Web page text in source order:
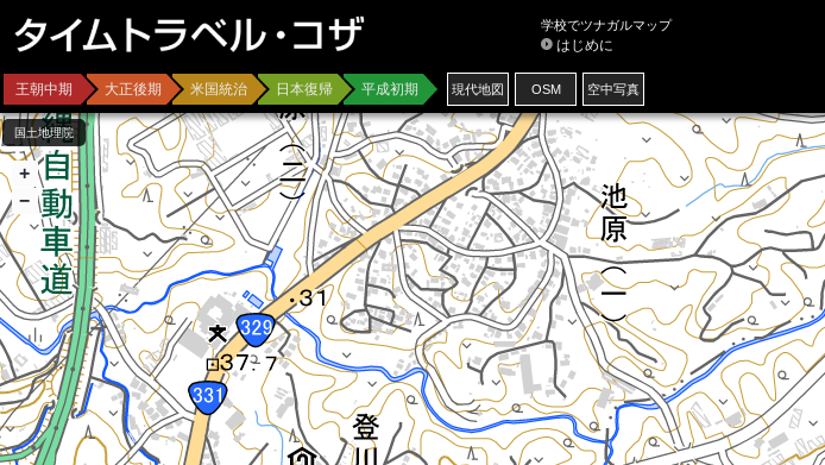
学校でツナガルマップ
はじめに
王朝中期 大正後期 米国統治 日本復帰 平成初期 現代地図 OSM 空中写真
国土地理院
+
−